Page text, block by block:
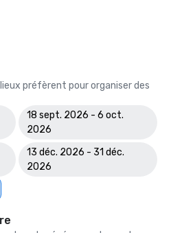
préfèrent pour organiser des
18 sept. 2026 - 6 oct.
2026
13 déc. 2026 - 31 déc.
2026